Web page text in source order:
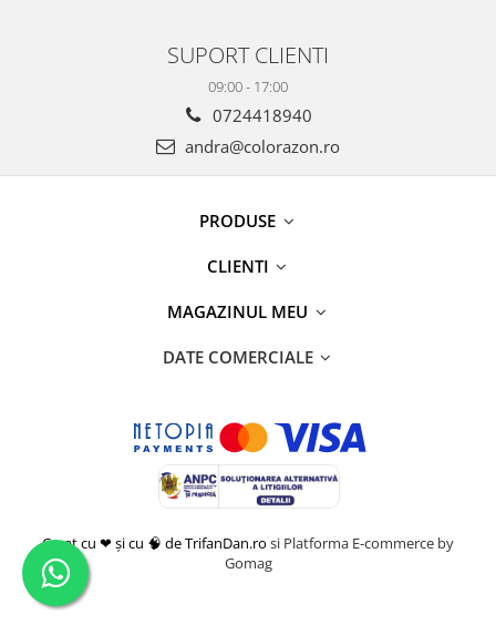
SUPORT CLIENTI
09:00 - 17:00
0724418940
andra@colorazon.ro
PRODUSE
CLIENTI
MAGAZINUL MEU
DATE COMERCIALE
Creat cu ❤ și cu 🧠 de TrifanDan.ro si Platforma E-commerce by
Gomag